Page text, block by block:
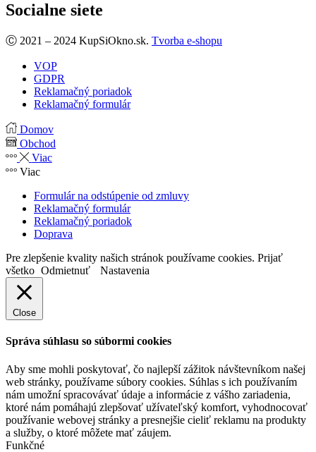
Socialne siete
Facebook
Ⓒ 2021 – 2024 KupSiOkno.sk. Tvorba e-shopu
VOP
GDPR
Reklamačný poriadok
Reklamačný formulár
Domov
Obchod
Viac
Viac
Formulár na odstúpenie od zmluvy
Reklamačný formulár
Reklamačný poriadok
Doprava
Pre zlepšenie kvality našich stránok používame cookies. Prijať
všetko Odmietnuť Nastavenia
Close
Správa súhlasu so súbormi cookies
Aby sme mohli poskytovať, čo najlepší zážitok návštevníkom našej
web stránky, používame súbory cookies. Súhlas s ich používaním
nám umožní spracovávať údaje a informácie z vášho zariadenia,
ktoré nám pomáhajú zlepšovať užívateľský komfort, vyhodnocovať
používanie webovej stránky a presnejšie cieliť reklamu na produkty
a služby, o ktoré môžete mať záujem.
Funkčné